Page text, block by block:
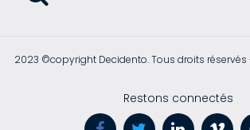
2023 ©copyright Decidento. Tous droits réservés
Restons connectés